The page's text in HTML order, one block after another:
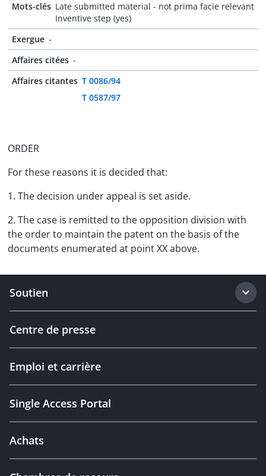
Mots-clés Late submitted material - not prima facie relevant
Inventive step (yes)
Exergue -
Affaires citées -
Affaires citantes T 0086/94
T 0587/97
ORDER
For these reasons it is decided that:
1. The decision under appeal is set aside.
2. The case is remitted to the opposition division with
the order to maintain the patent on the basis of the
documents enumerated at point XX above.
Soutien
Centre de presse
Emploi et carrière
Single Access Portal
Achats